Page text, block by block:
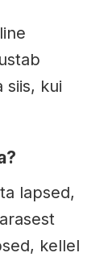
siis, kui
lapsed,
kellel